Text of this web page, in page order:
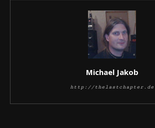
Michael Jakob
http://thelastchapter.de